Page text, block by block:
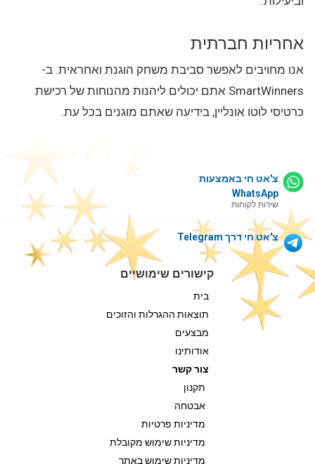
אחריות חברתית
אנו מחויבים לאפשר סביבת משחק הוגנת ואחראית. ב-
SmartWinners אתם יכולים ליהנות מהנוחות של רכישת
כרטיסי לוטו אונליין, בידיעה שאתם מוגנים בכל עת.
צ'אט חי באמצעות
WhatsApp
שירות לקוחות
צ'אט חי דרך Telegram
קישורים שימושיים
בית
תוצאות ההגרלות והזוכים
מבצעים
אודותינו
צור קשר
תקנון
אבטחה
מדיניות פרטיות
מדיניות שימוש מקובלת
מדיניות שימוש באתר